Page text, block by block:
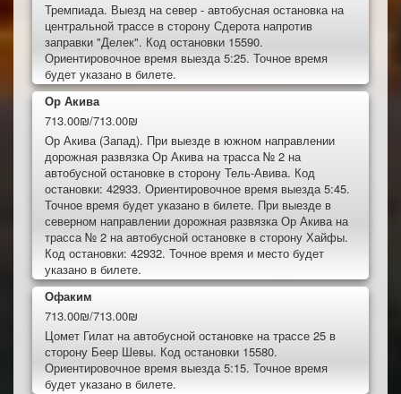
Тремпиада. Выезд на север - автобусная остановка на
центральной трассе в сторону Сдерота напротив
заправки "Делек". Код остановки 15590.
Ориентировочное время выезда 5:25. Точное время
будет указано в билете.
Ор Акива
713.00₪/713.00₪
Ор Акива (Запад). При выезде в южном направлении
дорожная развязка Ор Акива на трасса № 2 на
автобусной остановке в сторону Тель-Авива. Код
остановки: 42933. Ориентировочное время выезда 5:45.
Точное время будет указано в билете. При выезде в
северном направлении дорожная развязка Ор Акива на
трасса № 2 на автобусной остановке в сторону Хайфы.
Код остановки: 42932. Точное время и место будет
указано в билете.
Офаким
713.00₪/713.00₪
Цомет Гилат на автобусной остановке на трассе 25 в
сторону Беер Шевы. Код остановки 15580.
Ориентировочное время выезда 5:15. Точное время
будет указано в билете.